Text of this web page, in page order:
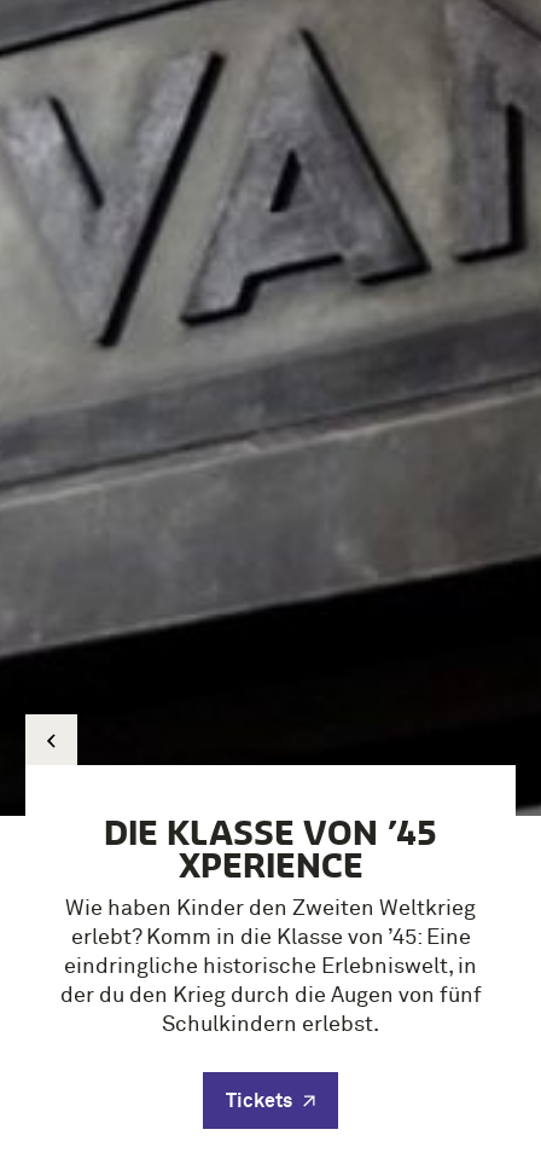
DIE KLASSE VON ’45
XPERIENCE
Wie haben Kinder den Zweiten Weltkrieg
erlebt? Komm in die Klasse von ’45: Eine
eindringliche historische Erlebniswelt, in
der du den Krieg durch die Augen von fünf
Schulkindern erlebst.
Tickets